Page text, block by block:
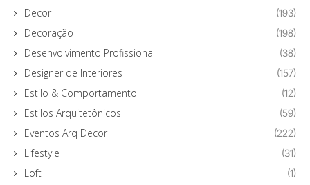
Decor (193)
Decoração (198)
Desenvolvimento Profissional (38)
Designer de Interiores (157)
Estilo & Comportamento (12)
Estilos Arquitetônicos (59)
Eventos Arq Decor (222)
Lifestyle (31)
Loft (1)